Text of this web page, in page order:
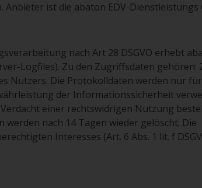
ist die abaton EDV-Dienstleistungs
nach Art 28 DSGVO erhebt
Logfiles). Zu den Zugriffsdaten gehören:
Nutzers. Die Protokolldaten werden nur
der Informationssicherheit
einer rechtswidrigen Nutzung
nach 14 Tagen wieder gelöscht. Die
Interesses (Art. 6 Abs. 1 lit. f